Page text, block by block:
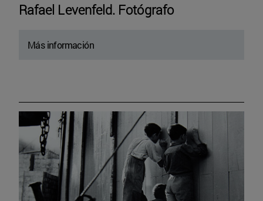
Rafael Levenfeld. Fotógrafo
Más información